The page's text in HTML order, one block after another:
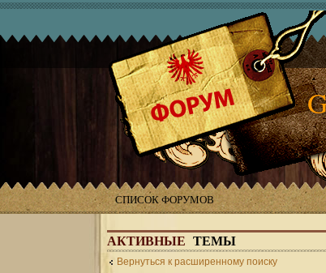
СПИСОК ФОРУМОВ
АКТИВНЫЕ ТЕМЫ
Вернуться к расширенному поиску